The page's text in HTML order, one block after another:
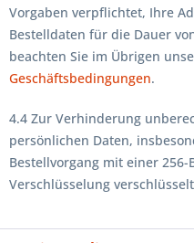
Vorgaben verpflichtet, Ihre
Bestelldaten für die Dauer
beachten Sie im Übrigen
Geschäftsbedingungen.
4.4 Zur Verhinderung
persönlichen Daten,
Bestellvorgang mit einer 256-
Verschlüsselung